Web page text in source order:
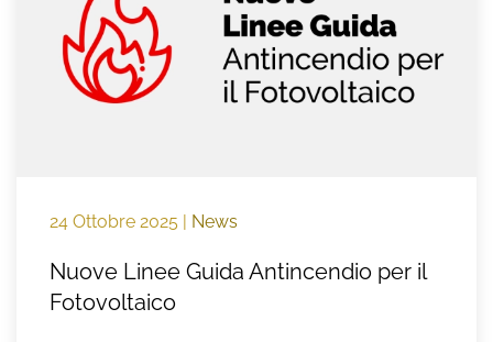
24 Ottobre 2025 | News
Nuove Linee Guida Antincendio per il
Fotovoltaico